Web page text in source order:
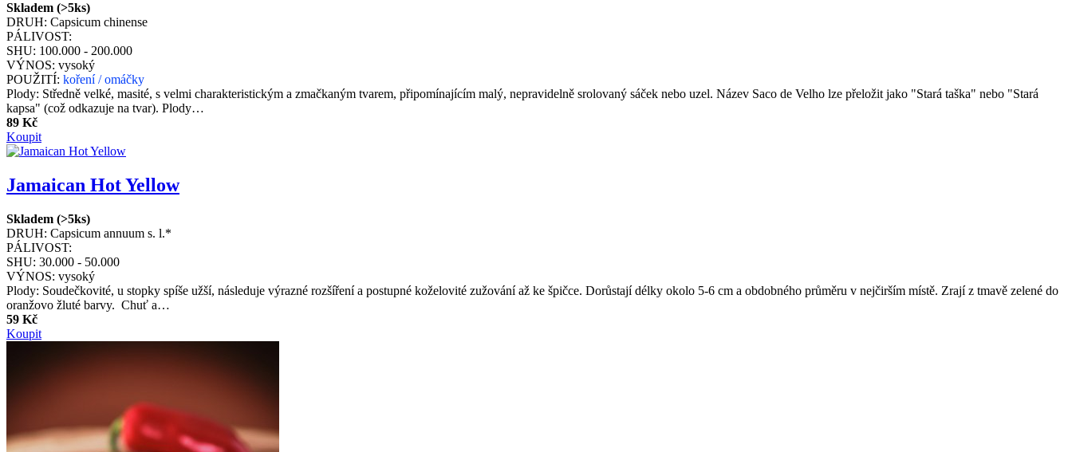
Skladem (>5ks)
DRUH: Capsicum chinense
PÁLIVOST:
SHU: 100.000 - 200.000
VÝNOS: vysoký
POUŽITÍ: koření / omáčky
Plody: Středně velké, masité, s velmi charakteristickým a zmačkaným tvarem, připomínajícím malý, nepravidelně srolovaný sáček nebo uzel. Název Saco de Velho lze přeložit jako "Stará taška" nebo "Stará
kapsa" (což odkazuje na tvar). Plody…
89 Kč
Koupit
Jamaican Hot Yellow
Skladem (>5ks)
DRUH: Capsicum annuum s. l.*
PÁLIVOST:
SHU: 30.000 - 50.000
VÝNOS: vysoký
Plody: Soudečkovité, u stopky spíše užší, následuje výrazné rozšíření a postupné koželovité zužování až ke špičce. Dorůstají délky okolo 5-6 cm a obdobného průměru v nejčirším místě. Zrají z tmavě zelené do
oranžovo žluté barvy. Chuť a…
59 Kč
Koupit